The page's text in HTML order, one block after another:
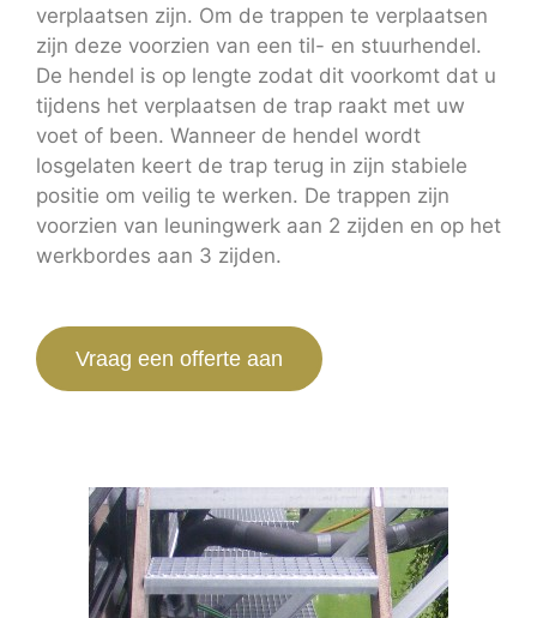
verplaatsen zijn. Om de trappen te verplaatsen
zijn deze voorzien van een til- en stuurhendel.
De hendel is op lengte zodat dit voorkomt dat u
tijdens het verplaatsen de trap raakt met uw
voet of been. Wanneer de hendel wordt
losgelaten keert de trap terug in zijn stabiele
positie om veilig te werken. De trappen zijn
voorzien van leuningwerk aan 2 zijden en op het
werkbordes aan 3 zijden.
Vraag een offerte aan